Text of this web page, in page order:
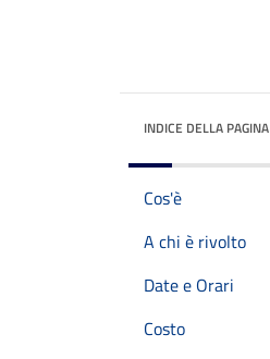
INDICE DELLA PAGINA
Cos'è
A chi è rivolto
Date e Orari
Costo